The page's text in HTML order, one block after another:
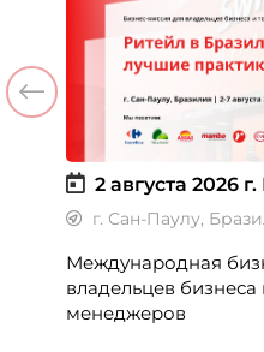
2 августа 2026 г.
г. Сан-Паулу,
Международная
владельцев бизнеса
менеджеров